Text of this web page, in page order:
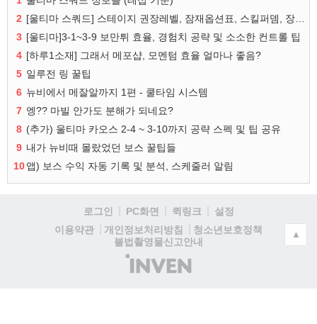
2
[울티마 스쿼드] 스테이지 권장레벨, 잠재옵션표, 스킬퍼뎀, 장비 리스트 및 능력치 공유
3 [울티마]3-1~3-9 보만튀 효율, 경험치 공략 및 소소한 컨트롤 팁
4 [하루1소재] 그래서 메포샵, 모멘텀 효율 얼마나 좋음?
5 일루전 링 꿀팁
6 뉴비에서 메잘알까지 1편 - 쿨타임 시스템
7 엥?? 마빌 안가도 분해가 되네요?
8 (추가) 울티마 카오스 2-4 ~ 3-10까지 공략 스펙 및 팁 공유
9 내가 뉴비때 몰랐었던 보스 꿀팁들
10앱) 보스 수익 자동 기록 및 분석, 스케줄러 알림
로그인 PC화면 퀵링크
설정
이용약관
개인정보처리방침
청소년보호정책
불법촬영물신고안내
(주)
인
▲